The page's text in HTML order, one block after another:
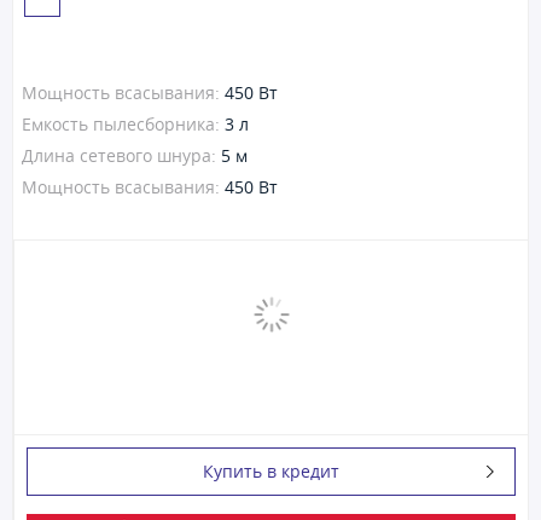
Мощность всасывания: 450 Вт
Емкость пылесборника: 3 л
Длина сетевого шнура: 5 м
Мощность всасывания: 450 Вт
Купить в кредит